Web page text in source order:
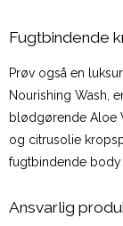
Fugtbindende
Prøv også en
Nourishing Wash,
blødgørende Aloe
og citrusolie
fugtbindende body
Ansvarlig